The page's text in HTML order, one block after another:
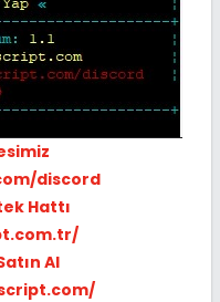
discord
Hattı
Al